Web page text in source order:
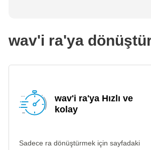
wav'i ra'ya
wav'i ra'ya Hızlı ve
kolay
Sadece ra dönüştürmek için sayfadaki